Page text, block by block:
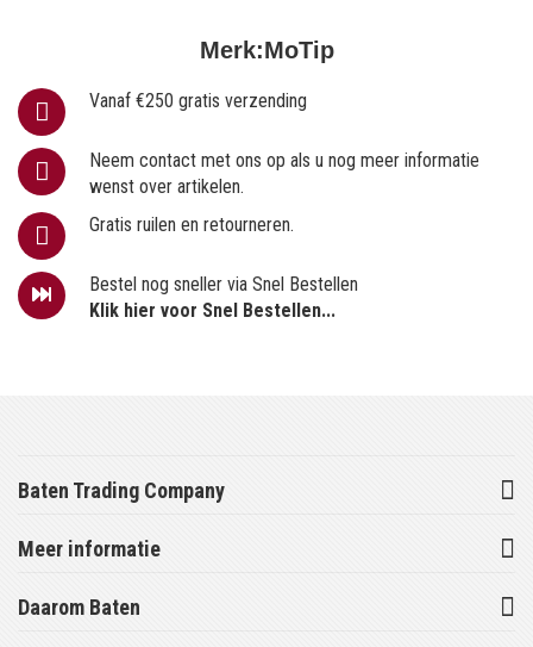
Merk:MoTip
Vanaf €250 gratis verzending
Neem contact met ons op als u nog meer informatie
wenst over artikelen.
Gratis ruilen en retourneren.
Bestel nog sneller via Snel Bestellen
Klik hier voor Snel Bestellen...
Baten Trading Company
Meer informatie
Daarom Baten